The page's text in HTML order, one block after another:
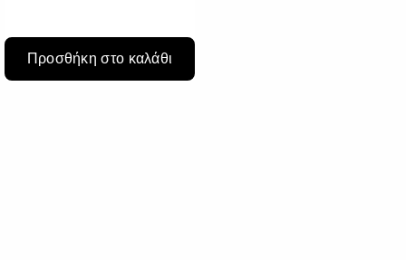
Προσθήκη στο καλάθι